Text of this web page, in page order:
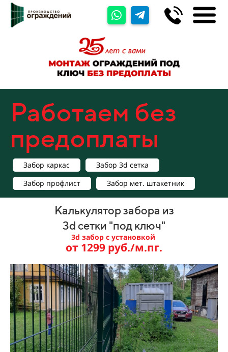
Работаем без
предоплаты
Забор каркас
Забор 3d сетка
Забор профлист
Забор мет. штакетник
Калькулятор забора из
3d сетки "под ключ"
3d забор с установкой
от 1299 руб./м.пг.